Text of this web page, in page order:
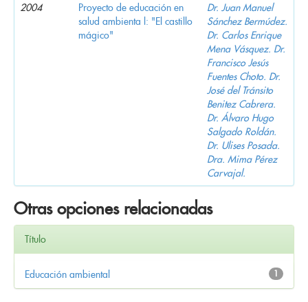
2004
Proyecto de educación en
salud ambienta l: "El castillo
mágico"
Dr. Juan Manuel
Sánchez Bermúdez.
Dr. Carlos Enrique
Mena Vásquez. Dr.
Francisco Jesús
Fuentes Choto. Dr.
José del Tránsito
Benitez Cabrera.
Dr. Álvaro Hugo
Salgado Roldán.
Dr. Ulises Posada.
Dra. Mima Pérez
Carvajal.
Otras opciones relacionadas
Título
1
Educación ambiental